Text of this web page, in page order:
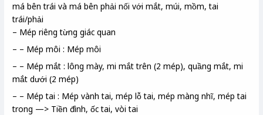
má bên trái và má bên phải nối với mắt, múi, mồm, tai
trái/phải
– Mép riêng từng giác quan
– – Mép môi : Mép môi
– – Mép mắt : lông mày, mi mắt trên (2 mép), quầng mắt, mi
mắt dưới (2 mép)
– – Mép tai : Mép vành tai, mép lỗ tai, mép màng nhĩ, mép tai
trong —> Tiền đình, ốc tai, vòi tai